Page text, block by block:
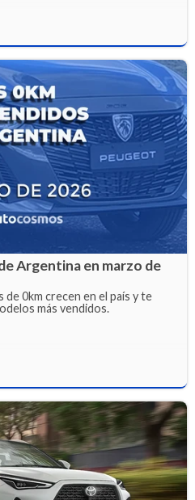
Argentina en marzo de
0km crecen en el país y te
más vendidos.